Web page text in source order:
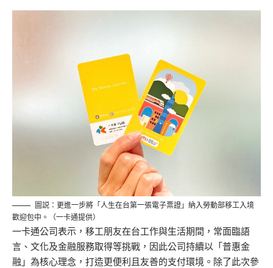
圖説：更進一步將「人生在台第一張電子票證」納入勞動部移工入境
歡迎包中。（一卡通提供）
一卡通公司表示，移工朋友在台工作與生活期間，常面臨語
言、文化及金融服務取得等挑戰，因此公司持續以「普惠金
融」為核心理念，打造更便利且友善的支付環境。除了此次參